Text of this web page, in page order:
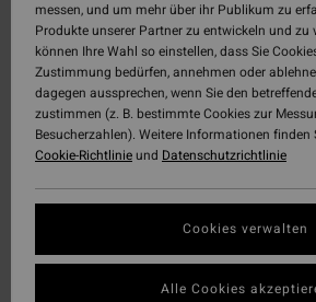
messen, und um mehr über ihr Publikum zu
Produkte unserer Partner zu entwickeln und zu
können Ihre Wahl so einstellen, dass Sie
Zustimmung bedürfen, annehmen oder
dagegen aussprechen, wenn Sie den
zustimmen (z. B. bestimmte Cookies zur
Besucherzahlen). Weitere Informationen finden
Cookie-Richtlinieund Datenschutzrichtlinie
Cookies verwalten
Alle Cookies